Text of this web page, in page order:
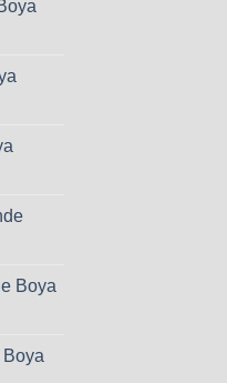
Boya
Boya